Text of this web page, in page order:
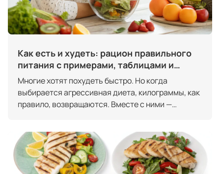
Как есть и худеть: рацион правильного
питания с примерами, таблицами и
готовым меню на неделю
Многие хотят похудеть быстро. Но когда
выбирается агрессивная диета, килограммы, как
правило, возвращаются. Вместе с ними —